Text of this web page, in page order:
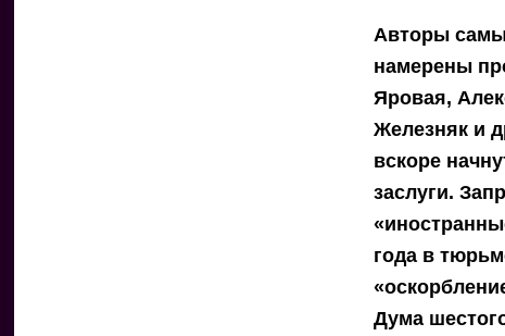
Авторы
намерены
Яровая,
Железняк и
вскоре
заслуги.
года в
Дума